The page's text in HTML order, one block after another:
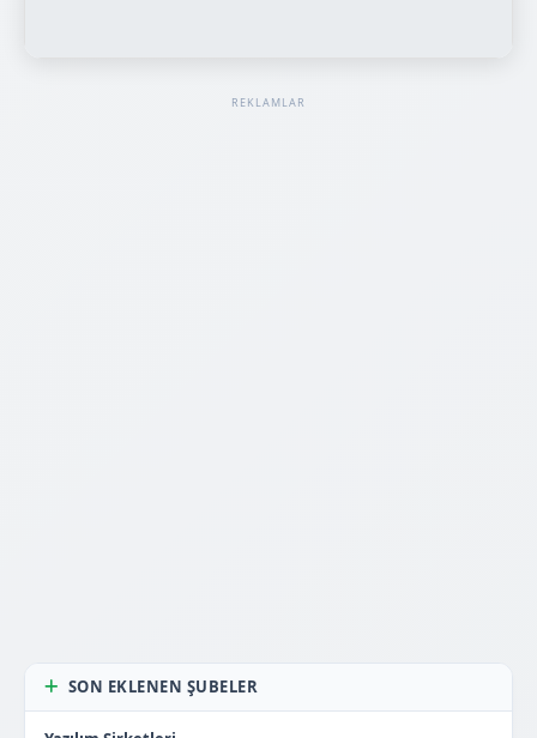
REKLAMLAR
SON EKLENEN ŞUBELER